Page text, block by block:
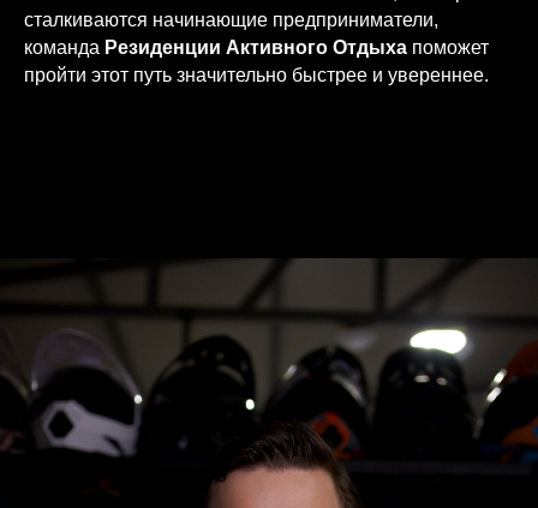
сталкиваются начинающие предприниматели,
команда Резиденции Активного Отдыха поможет
пройти этот путь значительно быстрее и увереннее.